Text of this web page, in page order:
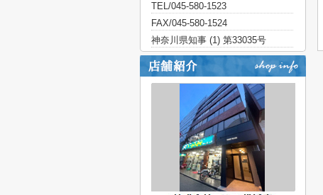
TEL/045-580-1523
FAX/045-580-1524
神奈川県知事 (1) 第33035号